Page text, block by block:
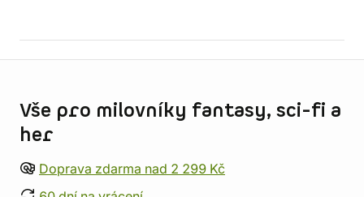
Vše pro milovníky fantasy, sci-fi a
her
Doprava zdarma nad 2 299 Kč